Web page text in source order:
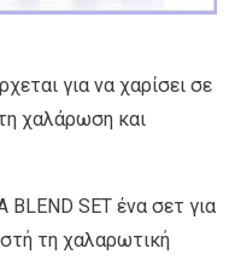
για να χαρίσει σε
χαλάρωση και
BLEND SET ένα σετ για
τη χαλαρωτική